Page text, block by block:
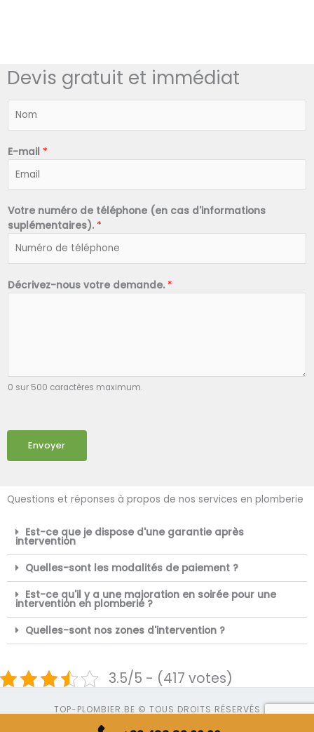
Devis gratuit et immédiat
*
E-mail *
Votre numéro de téléphone (en cas d'informations
suplémentaires). *
Décrivez-nous votre demande. *
0 sur 500 caractères maximum.
Envoyer
Questions et réponses à propos de nos services en plomberie
Est-ce que je dispose d'une garantie après
intervention
Quelles-sont les modalités de paiement ?
Est-ce qu'il y a une majoration en soirée pour une
intervention en plomberie ?
Quelles-sont nos zones d'intervention ?
3.5/5 - (417 votes)
TOP-PLOMBIER.BE © TOUS DROITS RÉSERVÉS